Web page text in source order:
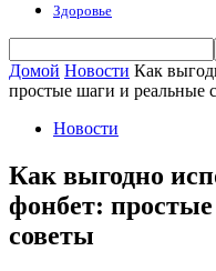
Здоровье
Домой Новости Как
простые шаги и реальные
Новости
Как выгодно
фонбет:
советы